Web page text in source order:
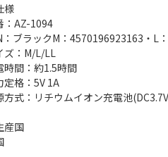
様
：AZ-1094
：ブラックM：4570196923163・L
ズ：M/L/LL
時間：約1.5時間
定格：5V 1A
方式：リチウムイオン充電池
国